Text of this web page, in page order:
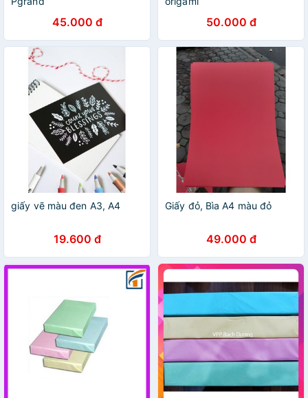
45.000 đ 50.000 đ
giấy vẽ màu đen A3, A4
19.600 đ
Giấy đỏ, Bìa A4 màu đỏ
49.000 đ